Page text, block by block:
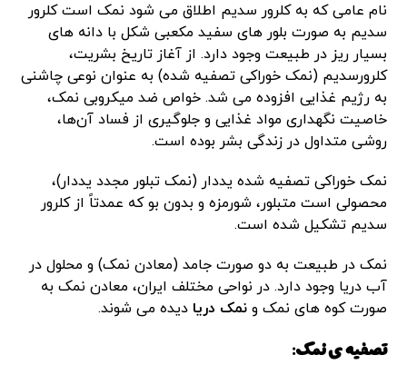
نام عامی که به کلرور سدیم اطلاق می شود نمک است کلرور
سدیم به صورت بلور های سفید مکعبی شکل با دانه های
بسیار ریز در طبیعت وجود دارد. از آغاز تاریخ بشریت،
کلرورسدیم (نمک خوراکی تصفیه شده) به عنوان نوعی چاشنی
به رژیم غذایی افزوده می شد. خواص ضد میکروبی نمک،
خاصیت نگهداری مواد غذایی و جلوگیری از فساد آن‌ها،
روشی متداول در زندگی بشر بوده است.
نمک خوراکی تصفیه شده یددار (نمک تبلور مجدد یددار)،
محصولی است متبلور، شورمزه و بدون بو که عمدتاً از کلرور
سدیم تشکیل شده است.
نمک در طبیعت به دو صورت جامد (معادن نمک) و محلول در
آب دریا وجود دارد. در نواحی مختلف ایران، معادن نمک به
صورت کوه های نمک ونمک دریا دیده می شوند.
تصفیه ی نمک: